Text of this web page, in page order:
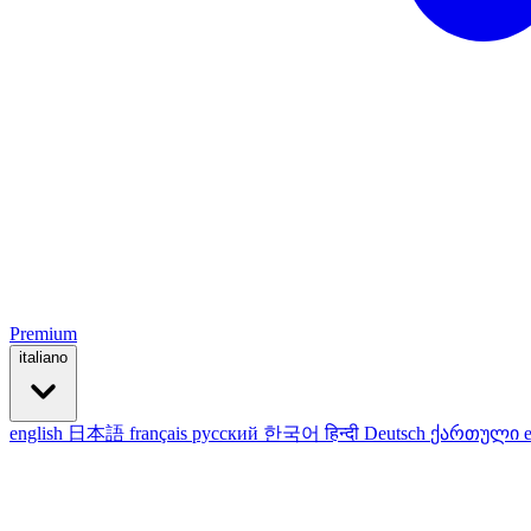
Premium
italiano
english 日本語 français русский 한국어हिन्दी Deutsch ქართული